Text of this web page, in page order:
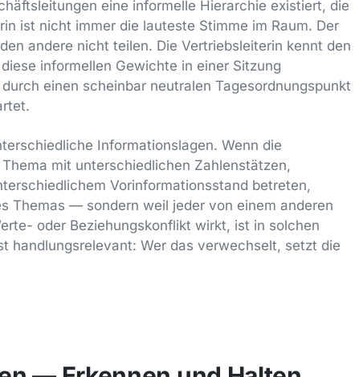
eine informelle Hierarchie existiert, die
ist nicht immer die lauteste Stimme im Raum. Der
andere nicht teilen. Die Vertriebsleiterin kennt den
informellen Gewichte in einer Sitzung
einen scheinbar neutralen Tagesordnungspunkt
Informationslagen. Wenn die
mit unterschiedlichen Zahlenstätzen,
Vorinformationsstand betreten,
Themas — sondern weil jeder von einem anderen
oder Beziehungskonflikt wirkt, ist in solchen
handlungsrelevant: Wer das verwechselt, setzt die